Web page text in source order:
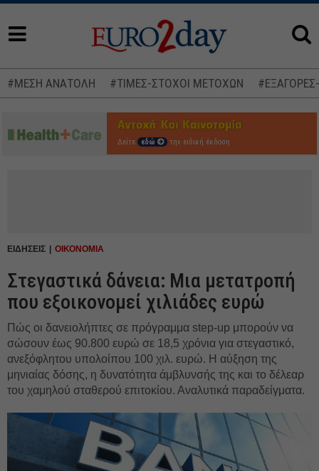
#ΜΕΣΗ ΑΝΑΤΟΛΗ #ΤΙΜΕΣ-ΣΤΟΧΟΙ ΜΕΤΟΧΩΝ
Δείτε εδώ την ειδική έκδοση
ΕΙΔΗΣΕΙΣ ΟΙΚΟΝΟΜΙΑ
Στεγαστικά δάνεια: Μια μετατροπή
που εξοικονομεί χιλιάδες ευρώ
Πώς οι δανειολήπτες σε πρόγραμμα step-up μπορούν να
σώσουν έως 90.800 ευρώ σε 18,5 χρόνια για στεγαστικό,
ανεξόφλητου υπολοίπου 100 χιλ. ευρώ. Η αύξηση της
μηνιαίας δόσης, η δυνατότητα άμβλυνσής της και το δέλεαρ
του χαμηλού σταθερού επιτοκίου. Αναλυτικά παραδείγματα.